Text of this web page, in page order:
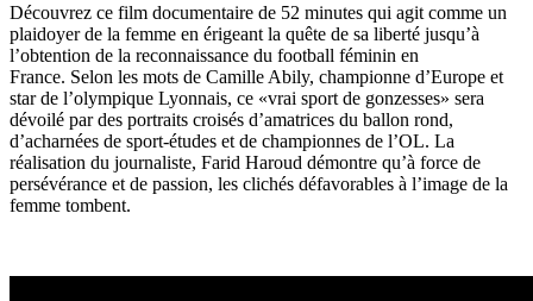
Découvrez ce film documentaire de 52 minutes qui agit comme un
plaidoyer de la femme en érigeant la quête de sa liberté jusqu’à
l’obtention de la reconnaissance du football féminin en
France. Selon les mots de Camille Abily, championne d’Europe et
star de l’olympique Lyonnais, ce «vrai sport de gonzesses» sera
dévoilé par des portraits croisés d’amatrices du ballon rond,
d’acharnées de sport-études et de championnes de l’OL. La
réalisation du journaliste, Farid Haroud démontre qu’à force de
persévérance et de passion, les clichés défavorables à l’image de la
femme tombent.